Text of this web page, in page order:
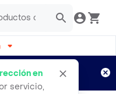
en
servicio,
Aplican TyC